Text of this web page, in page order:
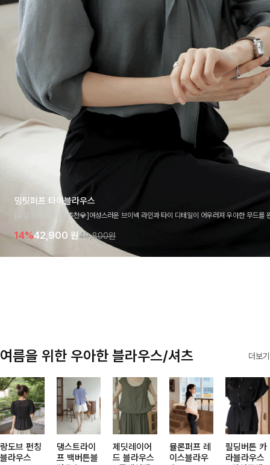
밍팃퍼프 타이블라우스
[고급스러움/하객룩추천💎]여성스러운 브이넥 라인과 타이 디테일이 어우러져 우아한 무드를
라우스 🤍 여유로운 7부 소매로 편안하게 착용되며 데일리룩부터 출근룩, 하객룩까지 세련된
기 좋은 아이템이에요
14%42,900 원49,800원
여름을 위한 우아한 블라우스/셔츠 더보기
랑도브 펀칭
블라우스
댕스트라이
프 백버튼블
제딧레이어
드 블라우스
뮬론퍼프 레
이스블라우
필딩버튼 카
라블라우스